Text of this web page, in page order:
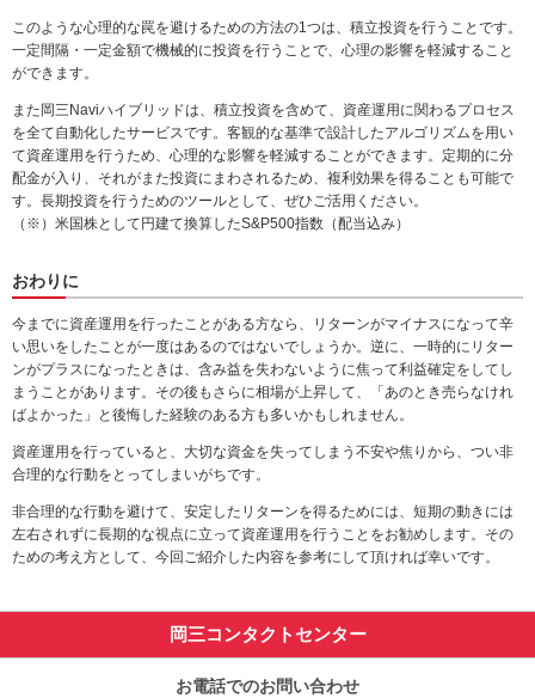
このような心理的な罠を避けるための方法の1つは、積立投資を行うことです。
一定間隔・一定金額で機械的に投資を行うことで、心理の影響を軽減すること
ができます。
また岡三Naviハイブリッドは、積立投資を含めて、資産運用に関わるプロセス
を全て自動化したサービスです。客観的な基準で設計したアルゴリズムを用い
て資産運用を行うため、心理的な影響を軽減することができます。定期的に分
配金が入り、それがまた投資にまわされるため、複利効果を得ることも可能で
す。長期投資を行うためのツールとして、ぜひご活用ください。
（※）米国株として円建て換算したS&P500指数（配当込み）
おわりに
今までに資産運用を行ったことがある方なら、リターンがマイナスになって辛
い思いをしたことが一度はあるのではないでしょうか。逆に、一時的にリター
ンがプラスになったときは、含み益を失わないように焦って利益確定をしてし
まうことがあります。その後もさらに相場が上昇して、「あのとき売らなけれ
ばよかった」と後悔した経験のある方も多いかもしれません。
資産運用を行っていると、大切な資金を失ってしまう不安や焦りから、つい非
合理的な行動をとってしまいがちです。
非合理的な行動を避けて、安定したリターンを得るためには、短期の動きには
左右されずに長期的な視点に立って資産運用を行うことをお勧めします。その
ための考え方として、今回ご紹介した内容を参考にして頂ければ幸いです。
岡三コンタクトセンター
お電話でのお問い合わせ